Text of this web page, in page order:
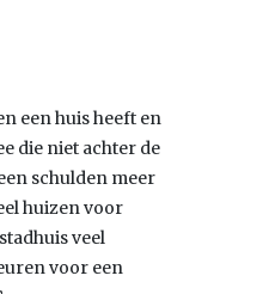
een huis heeft en
die niet achter de
schulden meer
huizen voor
veel
voor een